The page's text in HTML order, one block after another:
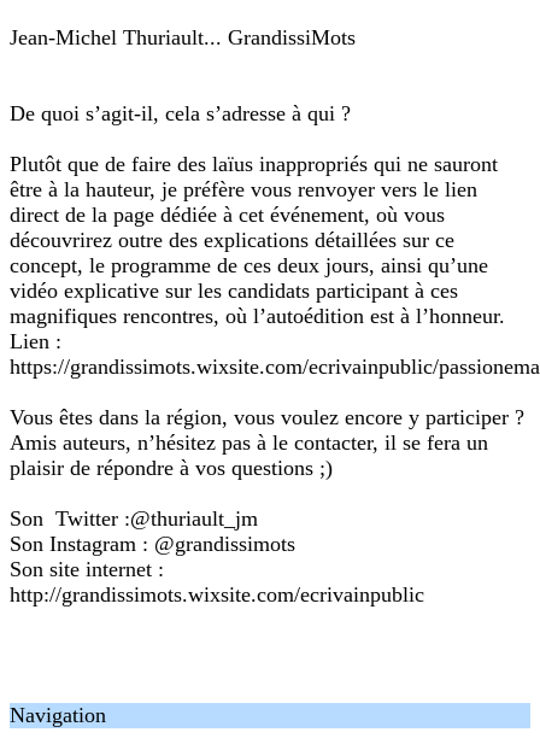
Jean-Michel Thuriault... GrandissiMots
De quoi s’agit-il, cela s’adresse à qui ?
Plutôt que de faire des laïus inappropriés qui ne sauront
être à la hauteur, je préfère vous renvoyer vers le lien
direct de la page dédiée à cet événement, où vous
découvrirez outre des explications détaillées sur ce
concept, le programme de ces deux jours, ainsi qu’une
vidéo explicative sur les candidats participant à ces
magnifiques rencontres, où l’autoédition est à l’honneur.
Lien :
https://grandissimots.wixsite.com/ecrivainpublic/
Vous êtes dans la région, vous voulez encore y participer ?
Amis auteurs, n’hésitez pas à le contacter, il se fera un
plaisir de répondre à vos questions ;)
Son Twitter :@thuriault_jm
Son Instagram : @grandissimots
Son site internet :
http://grandissimots.wixsite.com/ecrivainpublic
Navigation